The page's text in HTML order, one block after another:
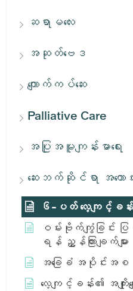
ဆရာမလေး
အဆုတ်ဗေဒ
ကျောက်ကပ်ဆေး
Palliative Care
အပြုအမူကျန်းမာရေး
ဆေးဘက်ဆိုင်ရာ အကော
၆-ပတ် လေ့ကျင့်ခန်
ဝမ်းဗိုက်ကျွံခြင်း ပ
ရန် ညွှန်ကြားချက်များ
အခြေခံ အပိုင်းအစ
လေ့ကျင့်ခန်း၏ အကျိုးကျေး